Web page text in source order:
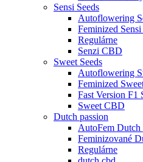
Sensi Seeds
Autoflowering
Feminized Sensi
Regulárne
Senzi CBD
Sweet Seeds
Autoflowering
Feminized
Fast Version F1
Sweet CBD
Dutch passion
AutoFem Dutch
Feminizované
Regulárne